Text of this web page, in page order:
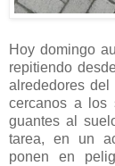
Hoy domingo
repitiendo
alrededores
cercanos a los
guantes al
tarea, en un
ponen en